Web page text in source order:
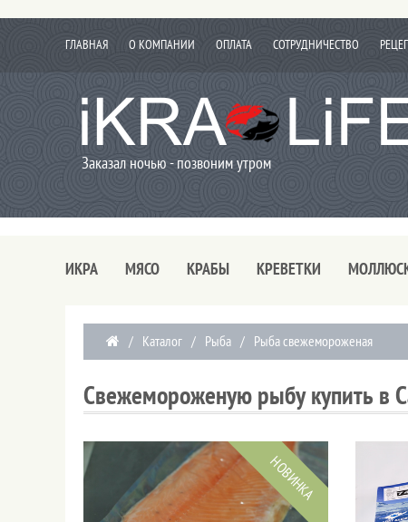
ГЛАВНАЯ О КОМПАНИИ ОПЛАТА СОТРУДНИЧЕСТВО
Заказал ночью - позвоним утром
ИКРА МЯСО КРАБЫ КРЕВЕТКИ
/ Каталог / Рыба / Рыба свежемороженая
Свежемороженую рыбу купить в
НОВИНКА